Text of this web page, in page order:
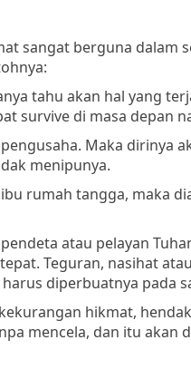
sangat berguna
tahu akan hal yang
survive di masa depan
Maka dirinya
menipunya.
rumah tangga, maka
atau pelayan
Teguran, nasihat
diperbuatnya pada
hikmat,
mencela, dan itu akan